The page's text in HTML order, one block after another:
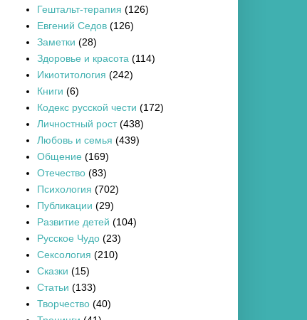
Гештальт-терапия (126)
Евгений Седов (126)
Заметки (28)
Здоровье и красота (114)
Икиотитология (242)
Книги (6)
Кодекс русской чести (172)
Личностный рост (438)
Любовь и семья (439)
Общение (169)
Отечество (83)
Психология (702)
Публикации (29)
Развитие детей (104)
Русское Чудо (23)
Сексология (210)
Сказки (15)
Статьи (133)
Творчество (40)